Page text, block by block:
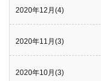
2020年12月(4)
2020年11月(3)
2020年10月(3)